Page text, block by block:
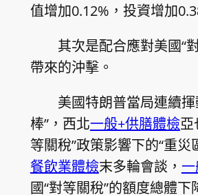
值增加0.12%，投資增加
其次是配合應對美國“
帶來的沖擊。
美國特朗普當局連續
棒”，西北一般+供膳體檢亞
等關稅”政策影響下的“重災
餐飲業體檢末多輪會談，
國“對等關稅”的額度總體下